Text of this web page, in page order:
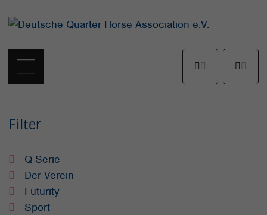
Filter
Q-Serie
Der Verein
Futurity
Sport